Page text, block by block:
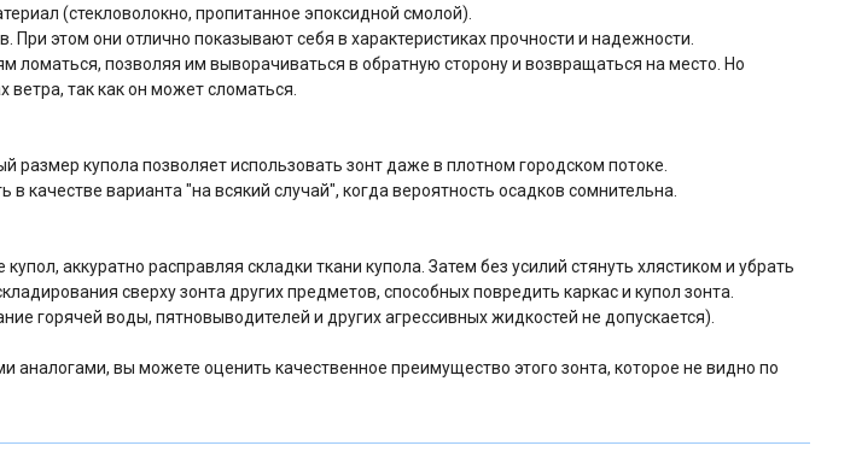
(стекловолокно, пропитанное эпоксидной смолой).
При этом они отлично показывают себя в характеристиках прочности и надежности.
позволяя им выворачиваться в обратную сторону и возвращаться на место. Но
так как он может сломаться.
купола позволяет использовать зонт даже в плотном городском потоке.
качестве варианта "на всякий случай", когда вероятность осадков сомнительна.
аккуратно расправляя складки ткани купола. Затем без усилий стянуть хлястиком и убрать
сверху зонта других предметов, способных повредить каркас и купол зонта.
горячей воды, пятновыводителей и других агрессивных жидкостей не допускается).
аналогами, вы можете оценить качественное преимущество этого зонта, которое не видно по